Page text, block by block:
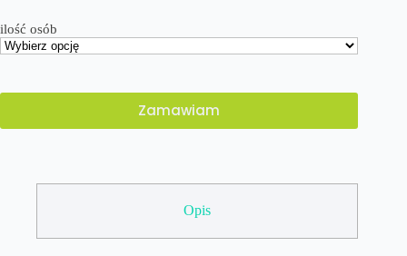
ilość osób
Zamawiam
Opis